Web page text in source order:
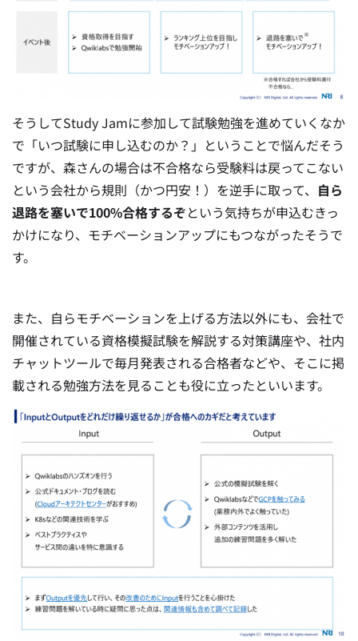
そうしてStudy Jamに参加して試験勉強を進めていくなか
で「いつ試験に申し込むのか？」ということで悩んだそう
ですが、森さんの場合は不合格なら受験料は戻ってこない
という会社から規則（かつ円安！）を逆手に取って、 自ら
退路を塞いで100%合格するぞという気持ちが申込むきっ
かけになり、モチベーションアップにもつながったそうで
す。
また、自らモチベーションを上げる方法以外にも、会社で
開催されている資格模擬試験を解説する対策講座や、社内
チャットツールで毎月発表される合格者などや、そこに掲
載される勉強方法を見ることも役に立ったといいます。